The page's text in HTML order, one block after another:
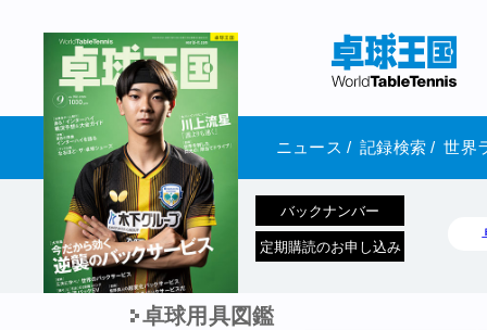
ニュース / 記録検索 / 世界
1970年1月01日 発売
バックナンバー
定期購読のお申し込み
卓球用具図鑑